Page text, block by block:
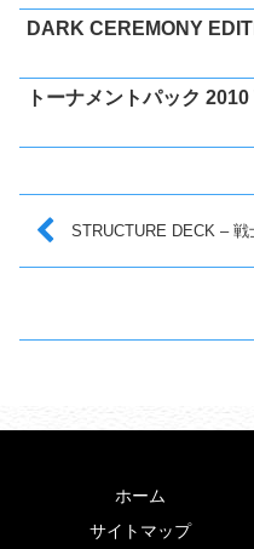
DARK CEREMONY
トーナメントパック
STRUCTURE DECK – 戦
ホーム
サイトマップ